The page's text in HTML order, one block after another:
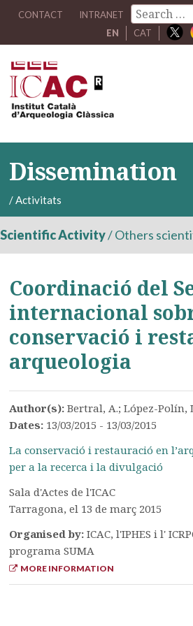
CONTACT INTRANET
EN
CAT
Dissemination
/Activitats
Scientific Activity/Others
Coordinació del
internacional
conservació i
arqueologia
Author(s):Bertral, A.; López-Polín,
Dates: 13/03/2015 - 13/03/2015
La conservació i restauració en
per a la recerca i la divulgació
Sala d'Actes de l'ICAC
Tarragona, el 13 de març 2015
Organised by:ICAC, l'IPHES i l'
programa SUMA
MORE INFORMATION